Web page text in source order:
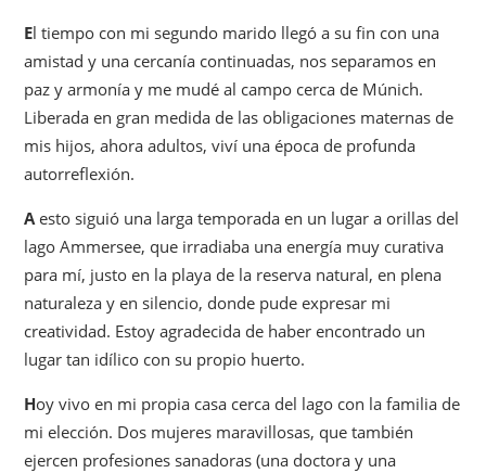
El tiempo con mi segundo marido llegó a su fin con una
amistad y una cercanía continuadas, nos separamos en
paz y armonía y me mudé al campo cerca de Múnich.
Liberada en gran medida de las obligaciones maternas de
mis hijos, ahora adultos, viví una época de profunda
autorreflexión.
A esto siguió una larga temporada en un lugar a orillas del
lago Ammersee, que irradiaba una energía muy curativa
para mí, justo en la playa de la reserva natural, en plena
naturaleza y en silencio, donde pude expresar mi
creatividad. Estoy agradecida de haber encontrado un
lugar tan idílico con su propio huerto.
Hoy vivo en mi propia casa cerca del lago con la familia de
mi elección. Dos mujeres maravillosas, que también
ejercen profesiones sanadoras (una doctora y una